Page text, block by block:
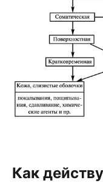
Как